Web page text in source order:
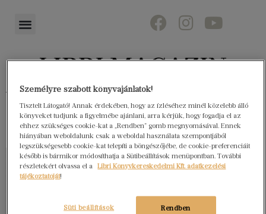
Könyvektől az olvasókig
Személyre szabott könyvajánlatok!
Tisztelt Látogató! Annak érdekében, hogy az ízléséhez minél közelebb álló
könyveket tudjunk a figyelmébe ajánlani, arra kérjük, hogy fogadja el az
ehhez szükséges cookie-kat a „Rendben” gomb megnyomásával. Ennek
hiányában weboldalunk csak a weboldal használata szempontjából
legszükségesebb cookie-kat telepíti a böngészőjébe, de cookie-preferenciáit
később is bármikor módosíthatja a Sütibeállítások menüpontban. További
részletekért olvassa el a
Libri Könyvkereskedelmi Kft. adatkezelési
tájékoztatóját!
Rendben
Süti beállítások